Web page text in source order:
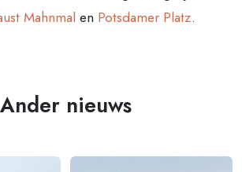
Mahnmal en Potsdamer Platz.
Ander nieuws